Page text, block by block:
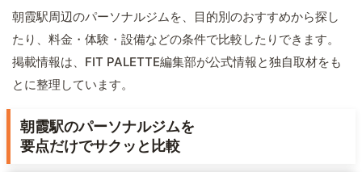
朝霞駅周辺のパーソナルジムを、目的別のおすすめから探し
たり、料金・体験・設備などの条件で比較したりできます。
掲載情報は、FIT PALETTE編集部が公式情報と独自取材をも
とに整理しています。
朝霞駅のパーソナルジムを
要点だけでサクッと比較